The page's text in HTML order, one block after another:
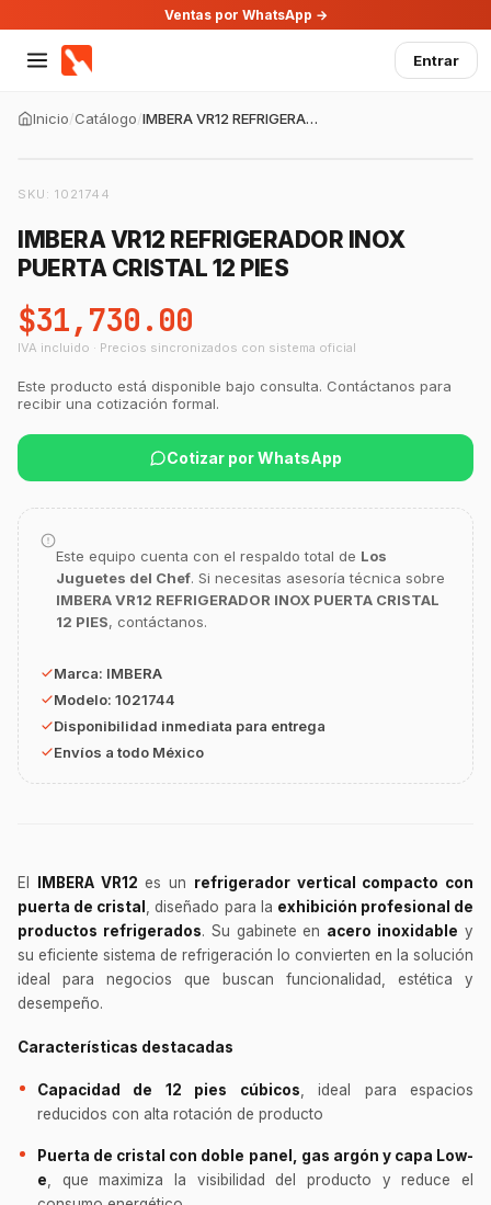
Ventas por WhatsApp →
Entrar
Inicio/Catálogo/ IMBERA VR12 REFRIGERADOR INOX PUERTA CRISTAL 12 PIES
SKU: 1021744
IMBERA VR12 REFRIGERADOR INOX
PUERTA CRISTAL 12 PIES
$31,730.00
IVA incluido · Precios sincronizados con sistema oficial
Este producto está disponible bajo consulta. Contáctanos para
recibir una cotización formal.
Cotizar por WhatsApp
Este equipo cuenta con el respaldo total de Los
Juguetes del Chef. Si necesitas asesoría técnica sobre
IMBERA VR12 REFRIGERADOR INOX PUERTA CRISTAL
12 PIES, contáctanos.
Marca: IMBERA
Modelo: 1021744
Disponibilidad inmediata para entrega
Envíos a todo México
El IMBERA VR12 es un refrigerador vertical compacto con
puerta de cristal , diseñado para la exhibición profesional de
productos refrigerados. Su gabinete en acero inoxidable y
su eficiente sistema de refrigeración lo convierten en la solución
ideal para negocios que buscan funcionalidad, estética y
desempeño.
Características destacadas
Capacidad de 12 pies cúbicos, ideal para espacios
reducidos con alta rotación de producto
Puerta de cristal con doble panel, gas argón y capa Low-
e, que maximiza la visibilidad del producto y reduce el
GastroBot
Asesor Chef Online
¡Hola Chef! 🍳 Soy GastroBot, tu asesor
de cocina profesional de GastroArt.
Buscar estufas industriales
Ver uniformes y filipinas
Métodos de envío y entrega
Ver sucursales y contacto